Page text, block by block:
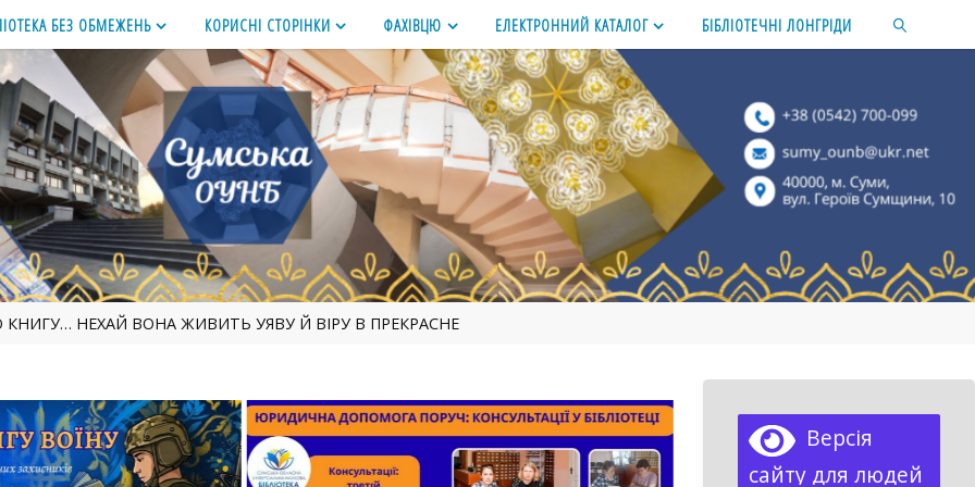
БЕЗ ОБМЕЖЕНЬ КОРИСНІ СТОРІНКИ ФАХІВЦЮ ЕЛЕКТРОННИЙ КАТАЛОГ БІБЛІОТЕЧНІ ЛОНГРІДИ
НЕХАЙ ВОНА ЖИВИТЬ УЯВУ Й ВІРУ В ПРЕКРАСНЕ
Версія
сайту для людей